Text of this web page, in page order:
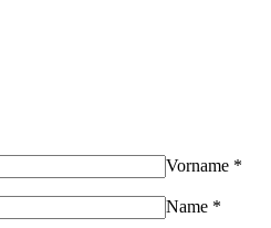
Vorname *
Name *